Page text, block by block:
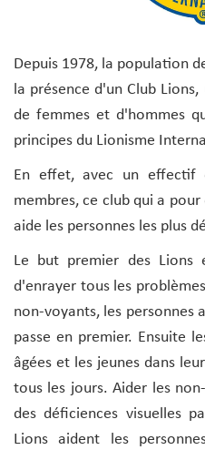
Depuis 1978, la population
la présence d'un Club
de femmes et d'hommes
principes du Lionisme
En effet, avec un effectif
membres, ce club qui a pour
aide les personnes les plus
Le but premier des
d'enrayer tous les
non-voyants, les personnes
passe en premier. Ensuite
âgées et les jeunes dans
tous les jours. Aider les
des déficiences visuelles
Lions aident les